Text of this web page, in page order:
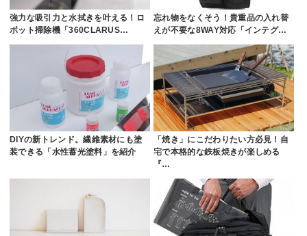
強力な吸引力と水拭きを叶える！ロ
ボット掃除機「360CLARUS…
忘れ物をなくそう！貴重品の入れ替
えが不要な8WAY対応「インテグ…
DIYの新トレンド。繊維素材にも塗
装できる「水性蓄光塗料」を紹介
「焼き」にこだわりたい方必見！自
宅で本格的な鉄板焼きが楽しめる
『…